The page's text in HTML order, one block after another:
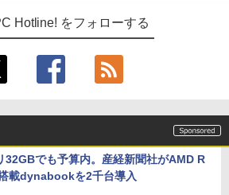
Hotline! をフォローする
32GBでも予算内。産経新聞社がAMD R
載dynabookを2千台導入